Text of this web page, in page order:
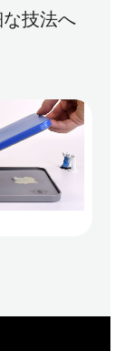
技法へ